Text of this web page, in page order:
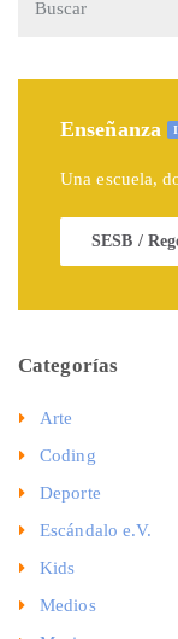
Enseñanza
Una escuela,
SESB /
Categorías
Arte
Coding
Deporte
Escándalo e.V.
Kids
Medios